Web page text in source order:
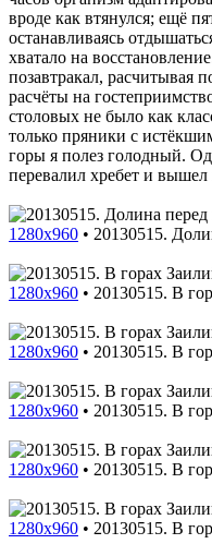
вроде как втянулся; ещё
останавливаясь
хватало на
позавтракал, расчитывая
расчёты на
столовых не было как
только пряники с
горы я полез голодный.
перевалил хребет и
1280x960 • 20130515.
1280x960 • 20130515. В
1280x960 • 20130515. В
1280x960 • 20130515. В
1280x960 • 20130515. В
1280x960 • 20130515. В